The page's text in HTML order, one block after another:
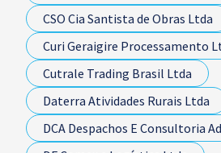
CSO Cia Santista de Obras Ltda
Curi Geraigire Processamento
Cutrale Trading Brasil Ltda
Daterra Atividades Rurais Ltda
DCA Despachos E Consultoria